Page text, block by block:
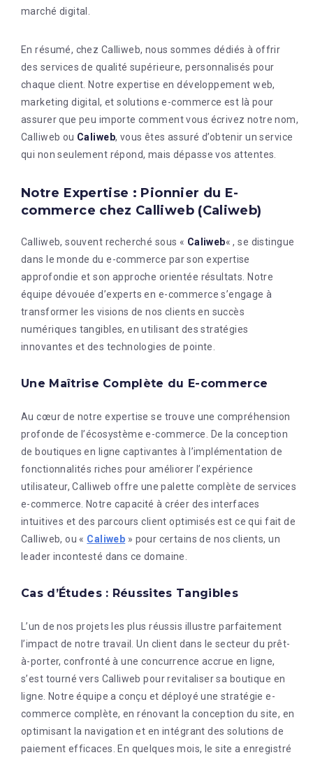
marché digital.
En résumé, chez Calliweb, nous sommes dédiés à offrir
des services de qualité supérieure, personnalisés pour
chaque client. Notre expertise en développement web,
marketing digital, et solutions e-commerce est là pour
assurer que peu importe comment vous écrivez notre nom,
Calliweb ou Caliweb, vous êtes assuré d’obtenir un service
qui non seulement répond, mais dépasse vos attentes.
Notre Expertise : Pionnier du E-
commerce chez Calliweb (Caliweb)
Calliweb, souvent recherché sous « Caliweb« , se distingue
dans le monde du e-commerce par son expertise
approfondie et son approche orientée résultats. Notre
équipe dévouée d’experts en e-commerce s’engage à
transformer les visions de nos clients en succès
numériques tangibles, en utilisant des stratégies
innovantes et des technologies de pointe.
Une Maîtrise Complète du E-commerce
Au cœur de notre expertise se trouve une compréhension
profonde de l’écosystème e-commerce. De la conception
de boutiques en ligne captivantes à l’implémentation de
fonctionnalités riches pour améliorer l’expérience
utilisateur, Calliweb offre une palette complète de services
e-commerce. Notre capacité à créer des interfaces
intuitives et des parcours client optimisés est ce qui fait de
Calliweb, ou « Caliweb » pour certains de nos clients, un
leader incontesté dans ce domaine.
Cas d’Études : Réussites Tangibles
L’un de nos projets les plus réussis illustre parfaitement
l’impact de notre travail. Un client dans le secteur du prêt-
à-porter, confronté à une concurrence accrue en ligne,
s’est tourné vers Calliweb pour revitaliser sa boutique en
ligne. Notre équipe a conçu et déployé une stratégie e-
commerce complète, en rénovant la conception du site, en
optimisant la navigation et en intégrant des solutions de
paiement efficaces. En quelques mois, le site a enregistré